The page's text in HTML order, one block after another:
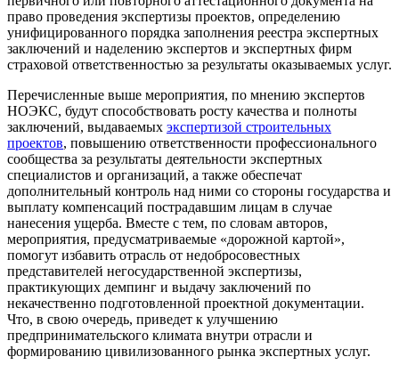
право проведения экспертизы проектов, определению
унифицированного порядка заполнения реестра экспертных
заключений и наделению экспертов и экспертных фирм
страховой ответственностью за результаты оказываемых услуг.
Перечисленные выше мероприятия, по мнению экспертов
НОЭКС, будут способствовать росту качества и полноты
заключений, выдаваемых экспертизой строительных
проектов, повышению ответственности профессионального
сообщества за результаты деятельности экспертных
специалистов и организаций, а также обеспечат
дополнительный контроль над ними со стороны государства и
выплату компенсаций пострадавшим лицам в случае
нанесения ущерба. Вместе с тем, по словам авторов,
мероприятия, предусматриваемые «дорожной картой»,
помогут избавить отрасль от недобросовестных
представителей негосударственной экспертизы,
практикующих демпинг и выдачу заключений по
некачественно подготовленной проектной документации.
Что, в свою очередь, приведет к улучшению
предпринимательского климата внутри отрасли и
формированию цивилизованного рынка экспертных услуг.